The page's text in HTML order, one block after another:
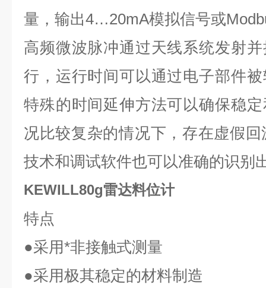
量，输出4…20mA模拟信号或
高频微波脉冲通过天线系统发射
行，运行时间可以通过电子部件
特殊的时间延伸方法可以确保稳
况比较复杂的情况下，存在虚假
技术和调试软件也可以准确的识别
KEWILL80g雷达料位计
特点
●采用*非接触式测量
●采用极其稳定的材料制造